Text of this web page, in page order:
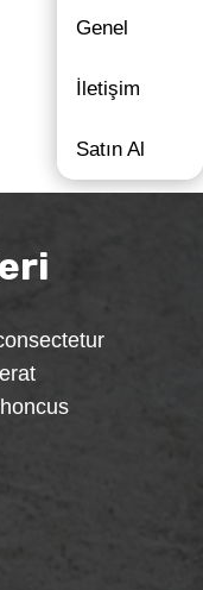
Genel
İletişim
Satın Al